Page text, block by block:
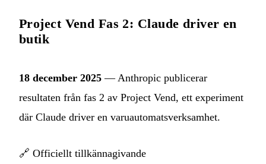
Project Vend Fas 2: Claude driver en
butik
18 december 2025 — Anthropic publicerar
resultaten från fas 2 av Project Vend, ett experiment
där Claude driver en varuautomatsverksamhet.
🔗 Officiellt tillkännagivande